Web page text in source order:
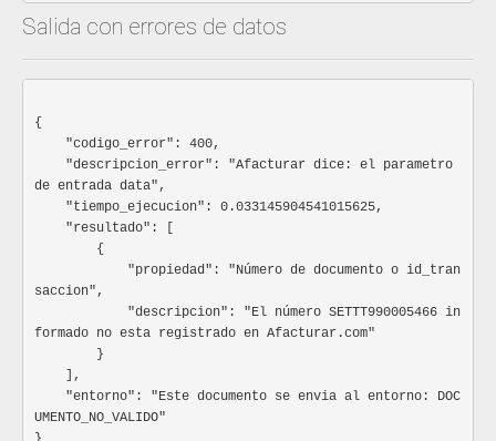
Salida con errores de datos
{
de entrada data",
saccion",
formado no esta registrado en Afacturar.com"
UMENTO_NO_VALIDO"